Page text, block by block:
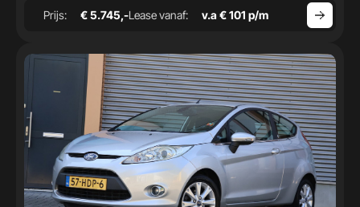
Prijs: € 5.745,-Lease vanaf: v.a € 101 p/m